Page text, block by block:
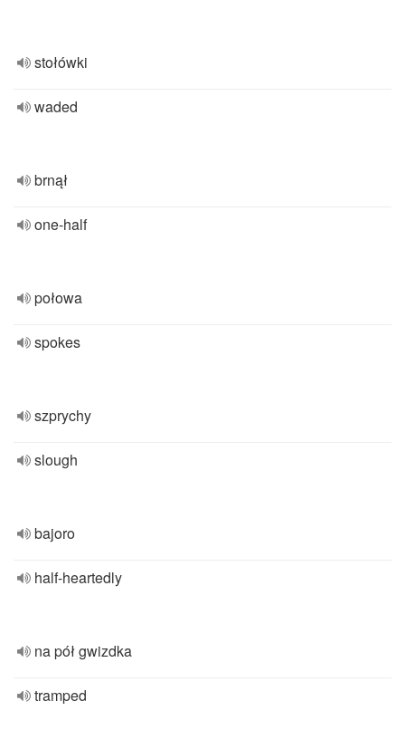
stołówki
waded
brnął
one-half
połowa
spokes
szprychy
slough
bajoro
half-heartedly
na pół gwizdka
tramped